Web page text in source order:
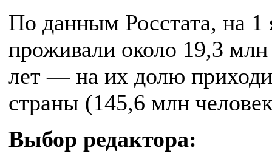
По данным Росстата, на 1
проживали около 19,3 млн
лет — на их долю
страны (145,6 млн
Выбор редактора: